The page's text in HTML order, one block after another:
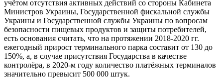
учётом отсутствия активных действий со стороны Кабинета
Министров Украины, Государственной фискальной службы
Украины и Государственной службы Украины по вопросам
безопасности пищевых продуктов и защиты потребителей,
есть основания считать, что на протяжении 2018-2020 гг.
ежегодный прирост терминального парка составит от 130 до
150%, а, в случае присутствия Государства в качестве
контролёра, в 2020-м году количество платёжных терминалов
значительно превысит 500 000 штук.